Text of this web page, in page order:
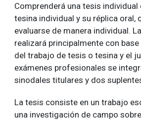
Comprenderá una tesis individual
tesina individual y su réplica oral,
evaluarse de manera individual.
realizará principalmente con
del trabajo de tesis o tesina y el
exámenes profesionales se
sinodales titulares y dos
La tesis consiste en un trabajo
una investigación de campo